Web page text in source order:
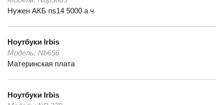
Нужен АКБ ns14 5000 а ч
Ноутбуки Irbis
Модель: Nb656
Материнская плата
Ноутбуки Irbis